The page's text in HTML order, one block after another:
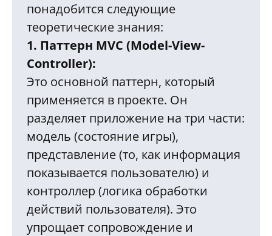
понадобится следующие
теоретические знания:
1. Паттерн MVC (Model-View-
Controller):
Это основной паттерн, который
применяется в проекте. Он
разделяет приложение на три части:
модель (состояние игры),
представление (то, как информация
показывается пользователю) и
контроллер (логика обработки
действий пользователя). Это
упрощает сопровождение и